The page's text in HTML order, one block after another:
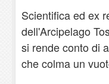
Scientifica ed ex
dell'Arcipelago
si rende conto di
che colma un